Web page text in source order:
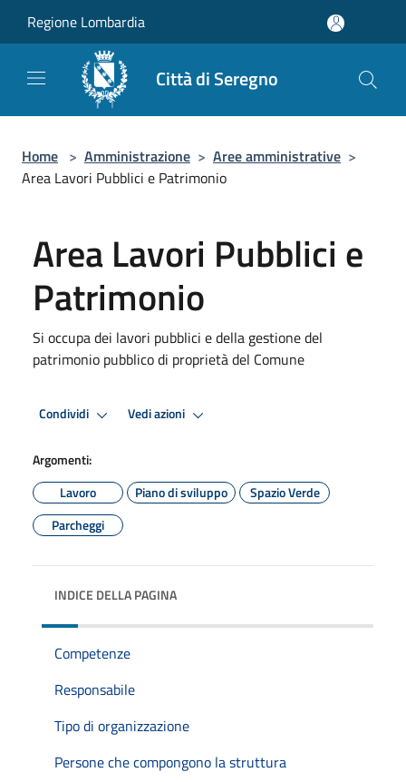
Regione Lombardia
Città di Seregno
Home > Amministrazione > Aree amministrative >
Area Lavori Pubblici e Patrimonio
Area Lavori Pubblici e
Patrimonio
Si occupa dei lavori pubblici e della gestione del
patrimonio pubblico di proprietà del Comune
Condividi Vedi azioni
Argomenti:
Lavoro
Piano di sviluppo
Spazio Verde
Parcheggi
INDICE DELLA PAGINA
Competenze
Responsabile
Tipo di organizzazione
Persone che compongono la struttura